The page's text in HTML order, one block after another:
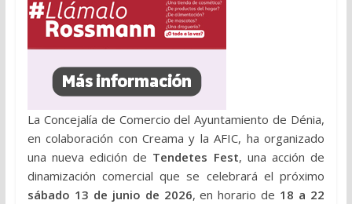
La Concejalía de Comercio del Ayuntamiento de Dénia,
en colaboración con Creama y la AFIC, ha organizado
una nueva edición de Tendetes Fest, una acción de
dinamización comercial que se celebrará el próximo
sábado 13 de junio de 2026, en horario de 18 a 22